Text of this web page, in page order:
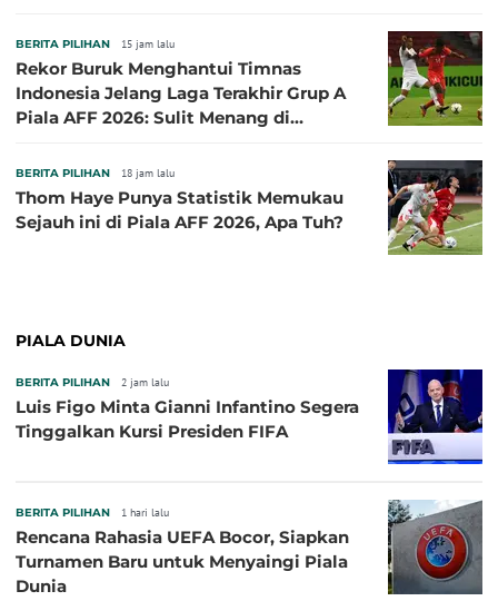
BERITA PILIHAN 15 jam lalu
Rekor Buruk Menghantui Timnas
Indonesia Jelang Laga Terakhir Grup A
Piala AFF 2026: Sulit Menang di
BERITA PILIHAN 18 jam lalu
Thom Haye Punya Statistik Memukau
Sejauh ini di Piala AFF 2026, Apa Tuh?
PIALA DUNIA
BERITA PILIHAN 2 jam lalu
Luis Figo Minta Gianni Infantino Segera
Tinggalkan Kursi Presiden FIFA
BERITA PILIHAN 1 hari lalu
Rencana Rahasia UEFA Bocor, Siapkan
Turnamen Baru untuk Menyaingi Piala
Dunia